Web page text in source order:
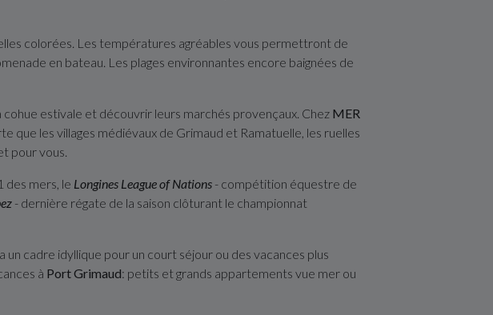
colorées. Les températures agréables vous permettront de
en bateau. Les plages environnantes encore baignées de
estivale et découvrir leurs marchés provençaux. Chez MER
que les villages médiévaux de Grimaud et Ramatuelle, les ruelles
pour vous.
des mers, le Longines League of Nations - compétition équestre de
- dernière régate de la saison clôturant le championnat
cadre idyllique pour un court séjour ou des vacances plus
à Port Grimaud: petits et grands appartements vue mer ou